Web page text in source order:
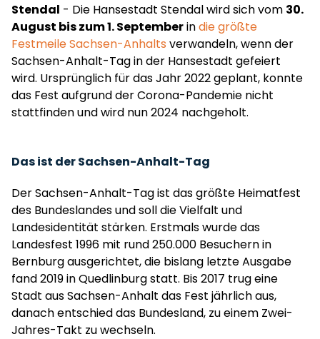
Stendal - Die Hansestadt Stendal wird sich vom 30.
August bis zum 1. Septemberindie größte
Festmeile Sachsen-Anhalts verwandeln, wenn der
Sachsen-Anhalt-Tag in der Hansestadt gefeiert
wird. Ursprünglich für das Jahr 2022 geplant, konnte
das Fest aufgrund der Corona-Pandemie nicht
stattfinden und wird nun 2024 nachgeholt.
Das ist der Sachsen-Anhalt-Tag
Der Sachsen-Anhalt-Tag ist das größte Heimatfest
des Bundeslandes und soll die Vielfalt und
Landesidentität stärken. Erstmals wurde das
Landesfest 1996 mit rund 250.000 Besuchern in
Bernburg ausgerichtet, die bislang letzte Ausgabe
fand 2019 in Quedlinburg statt. Bis 2017 trug eine
Stadt aus Sachsen-Anhalt das Fest jährlich aus,
danach entschied das Bundesland, zu einem Zwei-
Jahres-Takt zu wechseln.